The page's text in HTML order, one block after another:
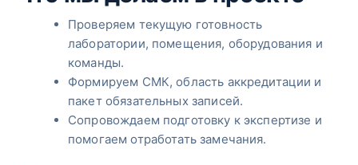
Проверяем текущую готовность
лаборатории, помещения, оборудования и
команды.
Формируем СМК, область аккредитации и
пакет обязательных записей.
Сопровождаем подготовку к экспертизе и
помогаем отработать замечания.